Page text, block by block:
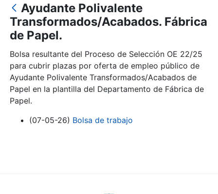
Mostra/Amaga
Mostra/Amaga
Ayudante Polivalente
Transformados/Acabados. Fábrica
de Papel.
Bolsa resultante del Proceso de Selección OE 22/25
para cubrir plazas por oferta de empleo público de
Ayudante Polivalente Transformados/Acabados de
Papel en la plantilla del Departamento de Fábrica de
Papel.
(07-05-26) Bolsa de trabajo